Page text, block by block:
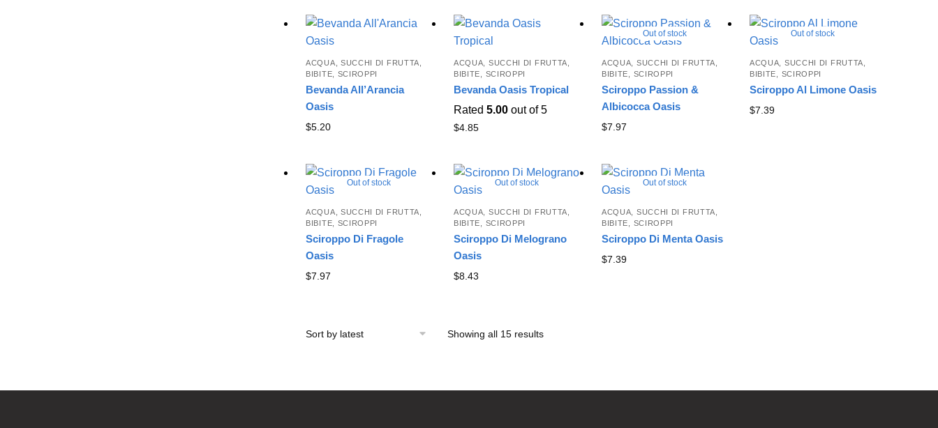
ACQUA, SUCCHI DI FRUTTA,
BIBITE, SCIROPPI
Bevanda All’Arancia
Oasis
$5.20
ACQUA, SUCCHI DI FRUTTA,
BIBITE, SCIROPPI
Bevanda Oasis Tropical
Rated 5.00out of 5
$4.85
Out of stock
ACQUA, SUCCHI DI FRUTTA,
BIBITE, SCIROPPI
Sciroppo Passion &
Albicocca Oasis
$7.97
Out of stock
ACQUA, SUCCHI DI FRUTTA,
BIBITE, SCIROPPI
Sciroppo Al Limone Oasis
$7.39
Out of stock
ACQUA, SUCCHI DI FRUTTA,
BIBITE, SCIROPPI
Sciroppo Di Fragole
Oasis
$7.97
Out of stock
ACQUA, SUCCHI DI FRUTTA,
BIBITE, SCIROPPI
Sciroppo Di Melograno
Oasis
$8.43
Out of stock
ACQUA, SUCCHI DI FRUTTA,
BIBITE, SCIROPPI
Sciroppo Di Menta Oasis
$7.39
Showing all 15 results